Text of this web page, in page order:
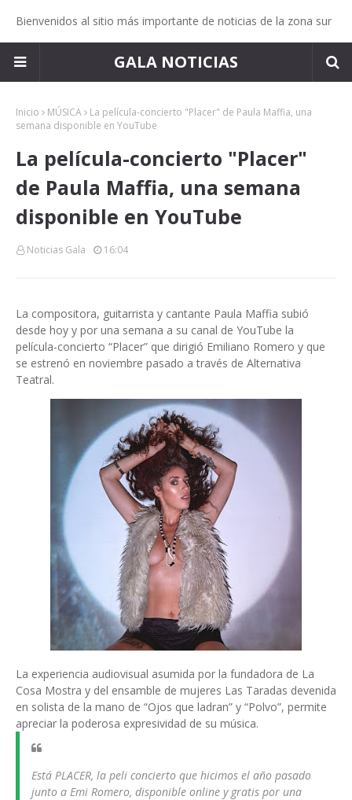
Bienvenidos al sitio más importante de noticias de la zona sur
GALA NOTICIAS
Inicio MÚSICA
La película-concierto "Placer" de Paula Maffia, una
semana disponible en YouTube
La película-concierto "Placer"
de Paula Maffia, una semana
disponible en YouTube
Noticias Gala 16:04
La compositora, guitarrista y cantante Paula Maffia subió
desde hoy y por una semana a su canal de YouTube la
película-concierto “Placer” que dirigió Emiliano Romero y que
se estrenó en noviembre pasado a través de Alternativa
Teatral.
La experiencia audiovisual asumida por la fundadora de La
Cosa Mostra y del ensamble de mujeres Las Taradas devenida
en solista de la mano de “Ojos que ladran” y “Polvo”, permite
apreciar la poderosa expresividad de su música.
Está PLACER, la peli concierto que hicimos el año pasado
junto a Emi Romero, disponible online y gratis por una